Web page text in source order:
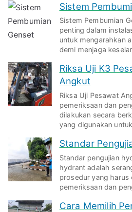
Sistem
Sistem Pembumian
penting dalam
untuk mengarahkan
demi menjaga
Riksa Uji K3
Angkut
Riksa Uji Pesawat
pemeriksaan dan
dilakukan secara
yang digunakan
Standar
Standar pengujian
hydrant adalah
prosedur yang harus
pemeriksaan dan
Cara Memilih